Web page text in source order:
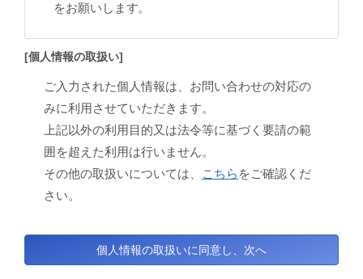
をお願いします。
[個人情報の取扱い]
ご入力された個人情報は、お問い合わせの対応の
みに利用させていただきます。
上記以外の利用目的又は法令等に基づく要請の範
囲を超えた利用は行いません。
その他の取扱いについては、
こちら をご確認くだ
さい。